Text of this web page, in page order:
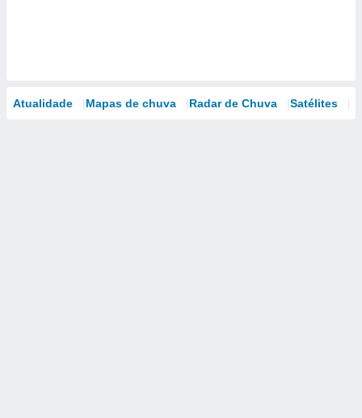
Atualidade Mapas de chuva Radar de Chuva Satélites